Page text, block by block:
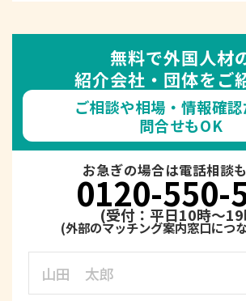
無料で外国人材
紹介会社・団体をご
ご相談や相場・情報確
問合せもOK
お急ぎの場合は電話相談
0120-550-
(受付：平日10時～